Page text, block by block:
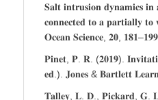
𝐒𝐚𝐥𝐭 𝐢𝐧𝐭𝐫𝐮𝐬𝐢𝐨𝐧 𝐝𝐲𝐧𝐚𝐦𝐢𝐜𝐬
𝐜𝐨𝐧𝐧𝐞𝐜𝐭𝐞𝐝 𝐭𝐨 𝐚 𝐩𝐚𝐫𝐭𝐢𝐚𝐥𝐥𝐲
𝐎𝐜𝐞𝐚𝐧 𝐒𝐜𝐢𝐞𝐧𝐜𝐞, 𝟐𝟎, 𝟏𝟖𝟏–𝟏𝟗𝟗.
𝐏𝐢𝐧𝐞𝐭, 𝐏. 𝐑. (𝟐𝟎𝟏𝟗).
𝐞𝐝.). 𝐉𝐨𝐧𝐞𝐬 & 𝐁𝐚𝐫𝐭𝐥𝐞𝐭𝐭
𝐓𝐚𝐥𝐥𝐞𝐲, 𝐋. 𝐃., 𝐏𝐢𝐜𝐤𝐚𝐫𝐝, 𝐆.